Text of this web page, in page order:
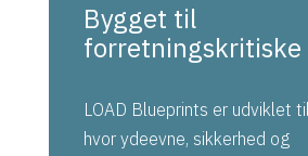
Bygget til
forretningskritiske
LOAD Blueprints er udviklet
hvor ydeevne, sikkerhed og